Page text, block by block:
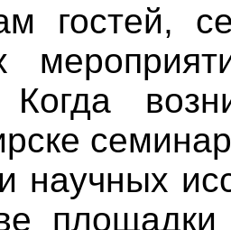
гостей,
Когда
научных